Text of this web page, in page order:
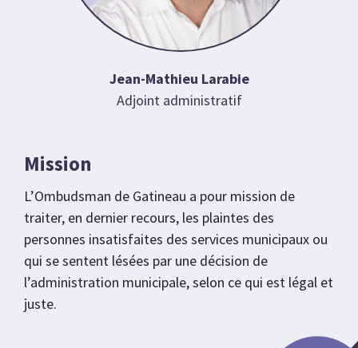
Jean-Mathieu Larabie
Adjoint administratif
Mission
L’Ombudsman de Gatineau a pour mission de
traiter, en dernier recours, les plaintes des
personnes insatisfaites des services municipaux ou
qui se sentent lésées par une décision de
l’administration municipale, selon ce qui est légal et
juste.